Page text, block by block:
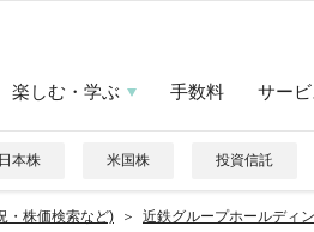
楽しむ・学ぶ 手数料 サービ
日本株 米国株 投資信託
・株価検索など) 近鉄グループホールディ